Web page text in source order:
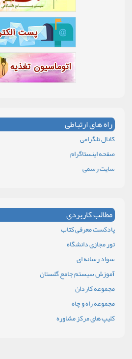
راه های ارتباطی
کانال تلگرامی
صفحه اینستاگرام
سایت رسمی
مطالب کاربردی
پادکست معرفی کتاب
تور مجازی دانشگاه
سواد رسانه ای
آموزش سیستم جامع گلستان
مجموعه کاردان
مجموعه راه و چاه
کلیپ های مرکز مشاوره